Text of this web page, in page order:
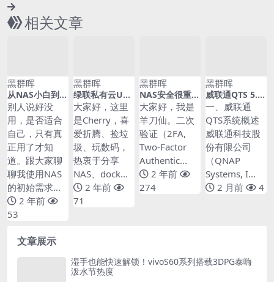
相关文章
黑群晖
从NAS小白到如
今彻底离不开，
聊聊在部署家庭
私有云后帮我解
决的这些问题，
兴许你也遇到过
别人说好没
用，是否适合
自己，只有真
正用了才知
道。跟大家聊
聊我使用NAS
的初始需求...
2 年前
53
黑群晖
绿联私有云UG
OS Pro系统切
换全面开放，你
准备升级吗？说
一说新系统的优
势，让你有个更
全面的了解
大家好，这里
是Cherry，喜
爱折腾、捡垃
圾、玩数码，
热衷于分享
NAS、dock...
2 年前
71
黑群晖
NAS安全很重
要！威联通NAS
两步验证 | 保姆
级攻略。
大家好，我是
羊刀仙。二次
验证（2FA,
Two-Factor
Authentic...
2 年前
274
黑群晖
威联通QTS 5.0
系统深度解析：
高性能NAS配置
与优化全攻略 –
20260620-100
514
一、威联通
QTS系统概述
威联通科技股
份有限公司
（QNAP
Systems, I...
2 月前
4
文章展示
湿手也能快速解锁！vivoS60系列搭载3DPG泰嗨
泼水节热度